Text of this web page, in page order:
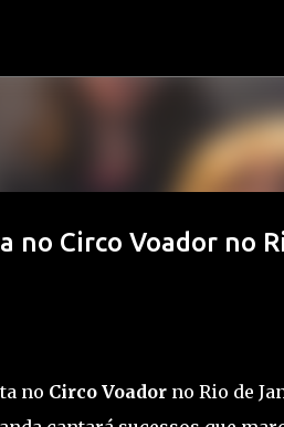
no Circo Voador no
no Circo Voador no Rio de